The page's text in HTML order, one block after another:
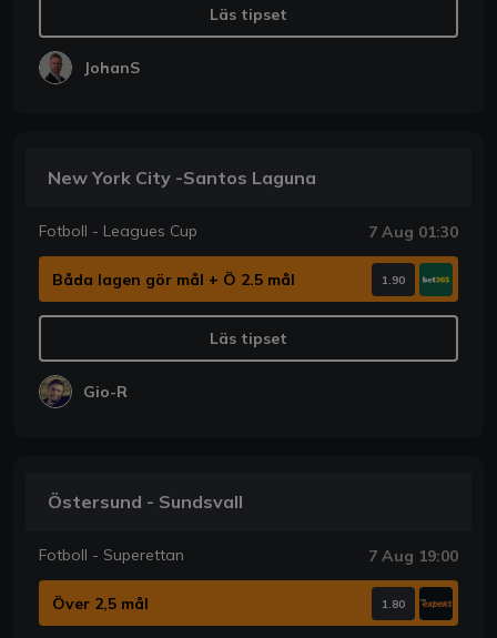
Läs tipset
JohanS
New York City -Santos Laguna
Fotboll - Leagues Cup 7 Aug 01:30
Båda lagen gör mål + Ö 2.5 mål 1.90
Läs tipset
Gio-R
Östersund - Sundsvall
Fotboll - Superettan 7 Aug 19:00
Över 2,5 mål 1.80